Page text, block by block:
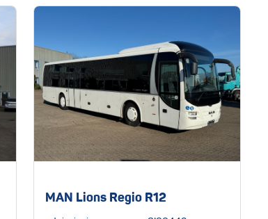
MAN Lions Regio R12